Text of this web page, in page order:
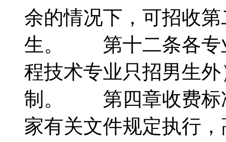
余的情况下，可招收
生。 第十二条各专
程技术专业只招男生
制。 第四章收费标
家有关文件规定执行